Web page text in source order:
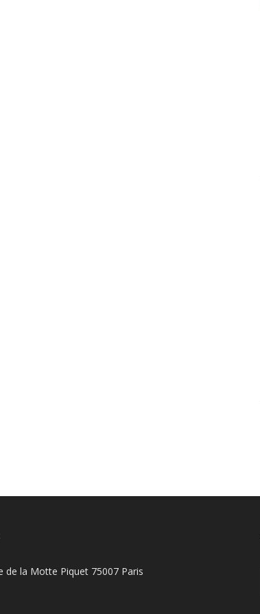
de la Motte Piquet 75007 Paris